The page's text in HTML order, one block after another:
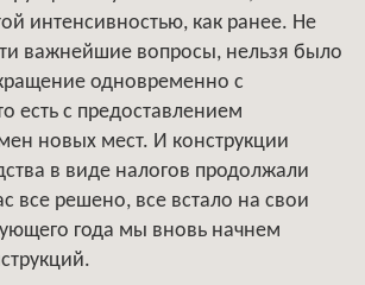
интенсивностью, как ранее. Не
важнейшие вопросы, нельзя было
одновременно с
есть с предоставлением
новых мест. И конструкции
в виде налогов продолжали
все решено, все встало на свои
года мы вновь начнем